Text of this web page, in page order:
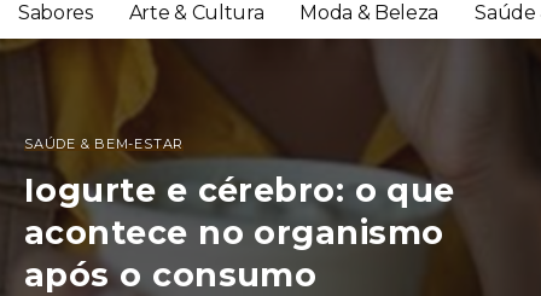
Sabores Arte & Cultura Moda & Beleza Saúde
SAÚDE & BEM-ESTAR
Iogurte e cérebro: o que
acontece no organismo
após o consumo